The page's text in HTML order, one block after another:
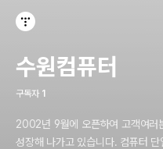
수원컴퓨터
구독자 1
2002년 9월에 오픈하여 고객여러
성장해 나가고 있습니다. 컴퓨터